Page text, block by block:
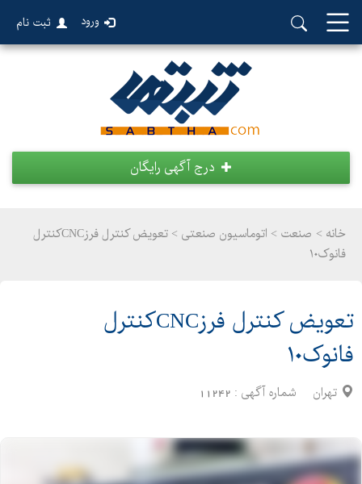
ورود ثبت نام
درج آگهی رایگان
خانه > صنعت >
اتوماسیون صنعتی > تعویض کنترل فرزCNCکنترل
فانوک۱۰
تعویض کنترل فرزCNCکنترل
فانوک۱۰
تهران شماره آگهی : 11242